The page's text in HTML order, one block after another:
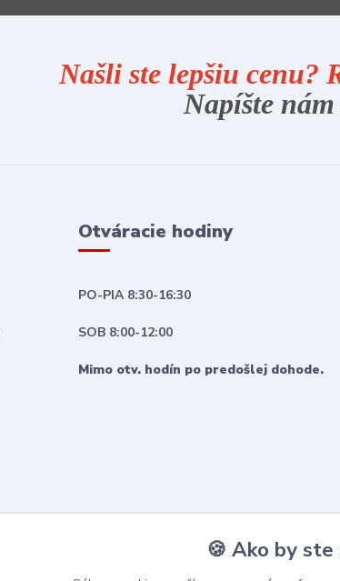
Našli ste lepšiu cenu?
Napíšte
Otváracie hodiny
PO-PIA 8:30-16:30
SOB 8:00-12:00
Mimo otv. hodín po predošlej dohode.
🍪 Ako by ste